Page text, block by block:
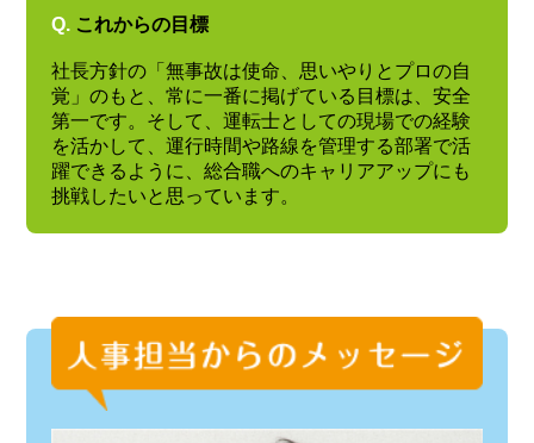
Q. これからの目標
社長方針の「無事故は使命、思いやりとプロの自
覚」のもと、常に一番に掲げている目標は、安全
第一です。そして、運転士としての現場での経験
を活かして、運行時間や路線を管理する部署で活
躍できるように、総合職へのキャリアアップにも
挑戦したいと思っています。